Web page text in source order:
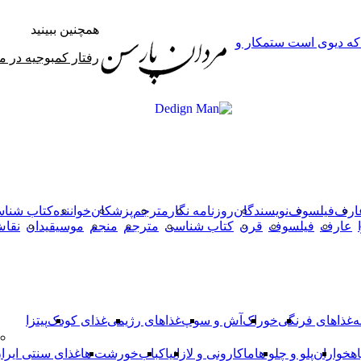
که دیوی است ستمکار و
فیلسوفنویسندگانروزنامه نگار مترجمپزشکانخوانندهکتاب
عارف فیلسوف قرن کتاب شناسی مترجم منجم موسیقیدان
غذاهای فرنگیخوراک آش و سوپغذاهای رژیمیغذای کودکپیتزا
پلو و چلو هاماکارونی و لازانیاکبابخورشت هاغذای سنتی
همچنین ببینید
رفتار کمبوجیه در
فیس
بوک
X
واتس
آپ
تلگرام
وایبر
دکمه
بازگشت